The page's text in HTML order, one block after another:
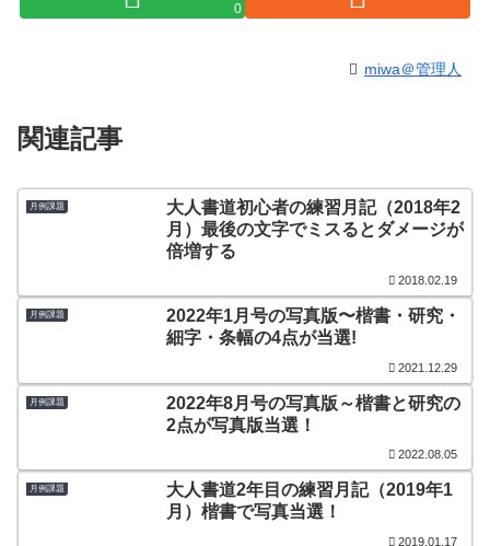
0
miwa＠管理人
関連記事
月例課題
大人書道初心者の練習月記（2018年2
月）最後の文字でミスるとダメージが
倍増する
2018.02.19
月例課題
2022年1月号の写真版〜楷書・研究・
細字・条幅の4点が当選!
2021.12.29
月例課題
2022年8月号の写真版～楷書と研究の
2点が写真版当選！
2022.08.05
月例課題
大人書道2年目の練習月記（2019年1
月）楷書で写真当選！
2019.01.17